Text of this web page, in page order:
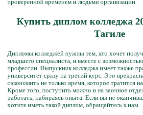
проверенной временем и людьми организации.
Купить диплом колледжа
Тагиле
Дипломы колледжей нужны тем, кто хочет
младшего специалиста, и вместе с
профессии. Выпускник колледжа имеет также
университет сразу на третий курс. Это
сэкономить не только время, которое тратится
Кроме того, поступить можно и на заочное
работать, набираясь опыта. Если вы не
хотите иметь такой диплом, обращайтесь к нам.